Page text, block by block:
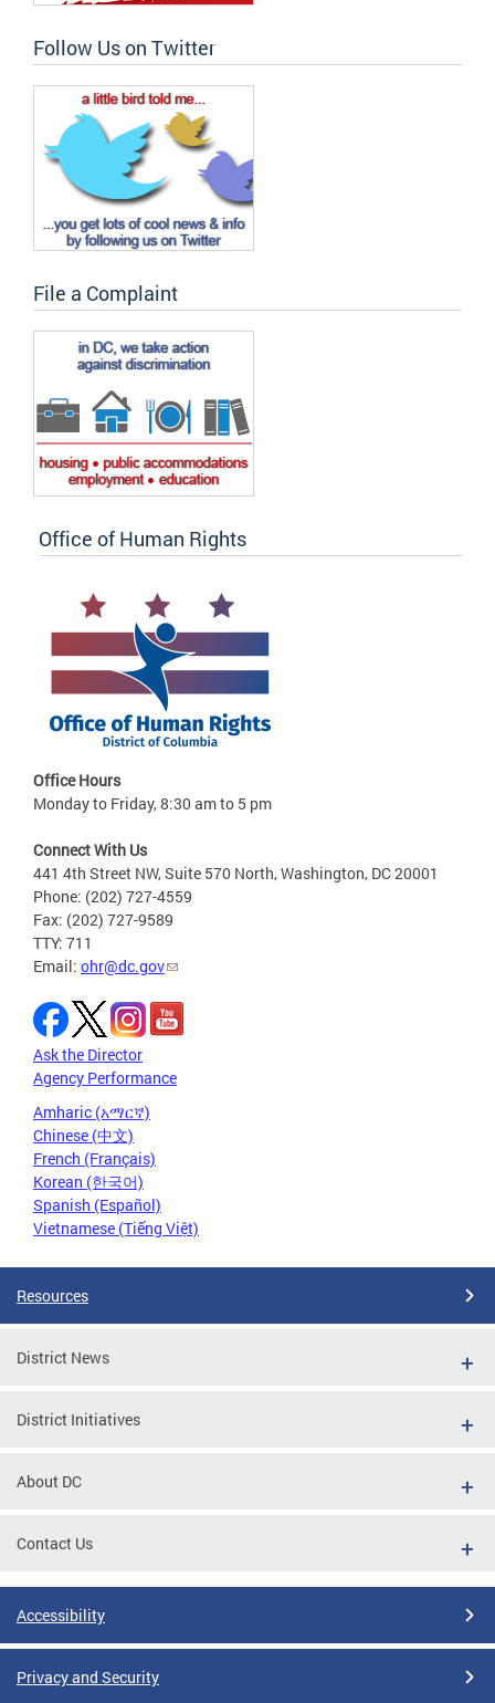
Follow Us on Twitter
File a Complaint
Office of Human Rights
Office Hours
Monday to Friday, 8:30 am to 5 pm
Connect With Us
441 4th Street NW, Suite 570 North, Washington, DC 20001
Phone: (202) 727-4559
Fax: (202) 727-9589
TTY: 711
Email: ohr@dc.gov
Ask the Director
Agency Performance
Amharic (አማርኛ)
Chinese (中文)
French (Français)
Korean (한국어)
Spanish (Español)
Vietnamese (Tiếng Việt)
Resources
District News
District Initiatives
About DC
Contact Us
Accessibility
Privacy and Security